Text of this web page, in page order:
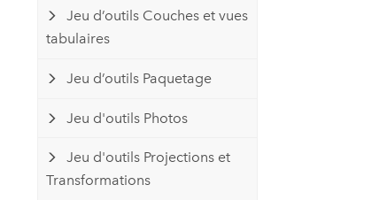
Jeu d’outils Couches et vues
tabulaires
Jeu d’outils Paquetage
Jeu d'outils Photos
Jeu d'outils Projections et
Transformations